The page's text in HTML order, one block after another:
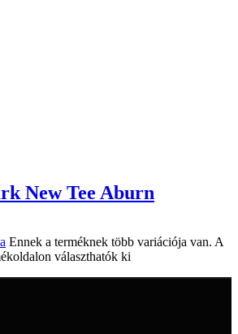
New Tee Aburn
Ennek a terméknek több variációja van. A
választhatók ki